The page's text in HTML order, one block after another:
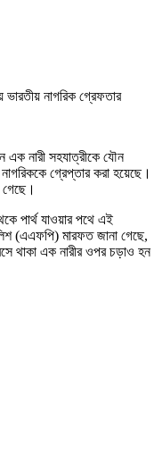
এক নারী সহযাত্রীকে যৌন
গ্রেপ্তার করা হয়েছে।
গেছে।
পার্থ যাওয়ার পথে এই
(এএফপি) মারফত জানা গেছে,
থাকা এক নারীর ওপর চড়াও হন